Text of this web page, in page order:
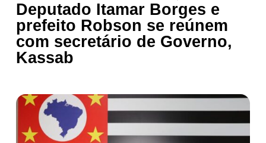
Deputado Itamar Borges e
prefeito Robson se reúnem
com secretário de Governo,
Kassab